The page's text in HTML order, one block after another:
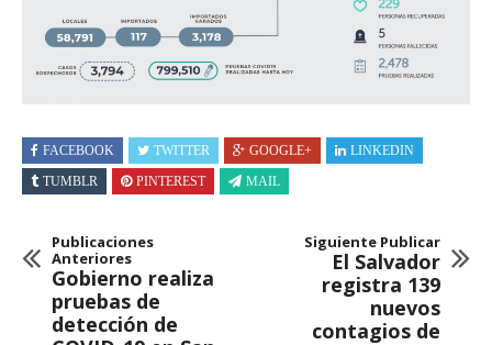
FACEBOOK TWITTER GOOGLE+
LINKEDIN
TUMBLR
PINTEREST MAIL
Publicaciones
Anteriores
Gobierno realiza
pruebas de
detección de
Siguiente Publicar
El Salvador
registra 139
nuevos
contagios de